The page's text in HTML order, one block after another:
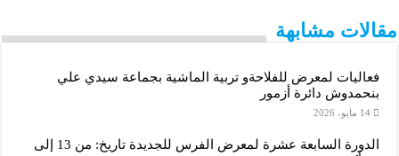
مقالات مشابهة
فعاليات لمعرض للفلاحةو تربية الماشية بجماعة سيدي علي
بنحمدوش دائرة أزمور
14 مايو، 2026
الدورة السابعة عشرة لمعرض الفرس للجديدة تاريخ: من 13 إلى